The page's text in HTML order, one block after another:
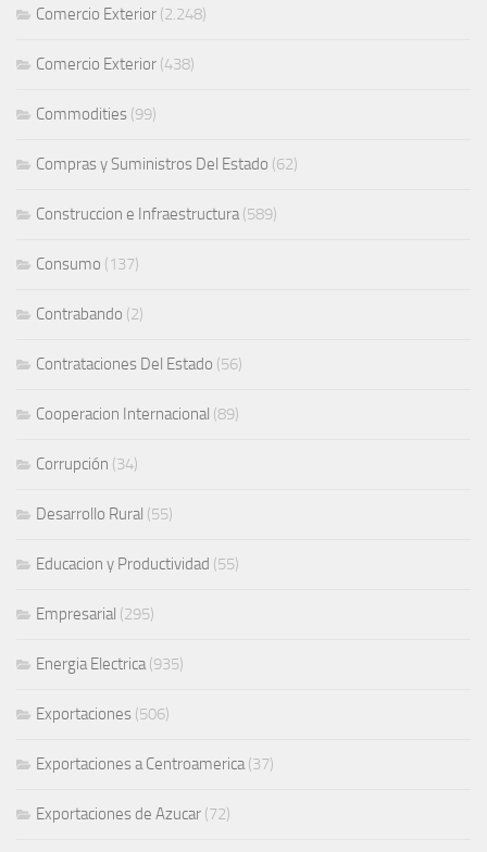
Comercio Exterior (2.248)
Comercio Exterior (438)
Commodities (99)
Compras y Suministros Del Estado (62)
Construccion e Infraestructura (589)
Consumo (137)
Contrabando (2)
Contrataciones Del Estado (56)
Cooperacion Internacional (89)
Corrupción (34)
Desarrollo Rural (55)
Educacion y Productividad (55)
Empresarial (295)
Energia Electrica (935)
Exportaciones (506)
Exportaciones a Centroamerica (37)
Exportaciones de Azucar (72)